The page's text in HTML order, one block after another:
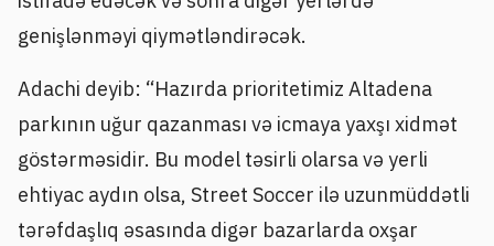
genişlənməyi qiymətləndirəcək.
Adachi deyib: “Hazırda prioritetimiz Altadena
parkının uğur qazanması və icmaya yaxşı xidmət
göstərməsidir. Bu model təsirli olarsa və yerli
ehtiyac aydın olsa, Street Soccer ilə uzunmüddətli
tərəfdaşlıq əsasında digər bazarlarda oxşar